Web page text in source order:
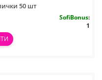
50 шт
SofiBonus:
1